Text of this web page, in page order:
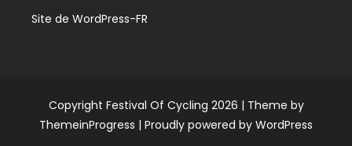
Site de WordPress-FR
Copyright Festival Of Cycling 2026 | Theme by
ThemeinProgress | Proudly powered by WordPress